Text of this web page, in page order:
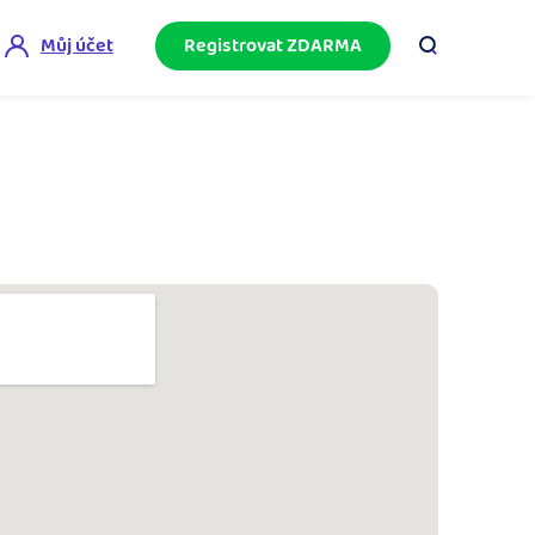
se komunity na fakturaci, daně či
Můj účet Registrovat ZDARMA